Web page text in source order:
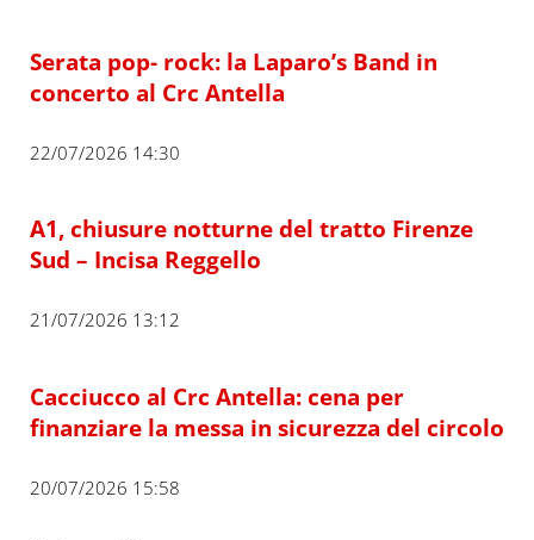
Serata pop- rock: la Laparo’s Band in
concerto al Crc Antella
22/07/2026 14:30
A1, chiusure notturne del tratto Firenze
Sud – Incisa Reggello
21/07/2026 13:12
Cacciucco al Crc Antella: cena per
finanziare la messa in sicurezza del circolo
20/07/2026 15:58